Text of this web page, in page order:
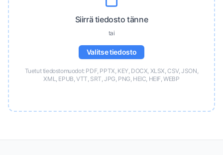
Siirrä tiedosto tänne
tai
Valitse tiedosto
Tuetut tiedostomuodot: PDF, PPTX, KEY, DOCX, XLSX, CSV, JSON,
XML, EPUB, VTT, SRT, JPG, PNG, HEIC, HEIF, WEBP